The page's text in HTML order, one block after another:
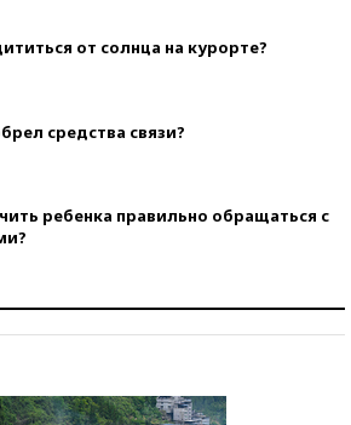
от солнца на курорте?
средства связи?
ребенка правильно обращаться с